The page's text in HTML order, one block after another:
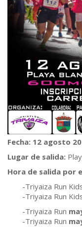
Fecha: 12 agosto
Lugar de salida:
Hora de salida por
-Triyaiza Run
-Triyaiza Run
-Triyaiza Run
-Triyaiza Run